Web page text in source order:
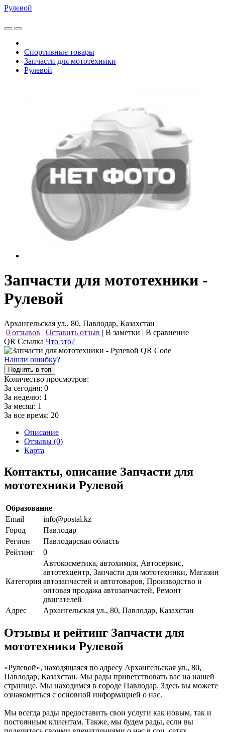
Рулевой
Спортивные товары
Запчасти для мототехники
Рулевой
Запчасти для мототехники -
Рулевой
Архангельская ул., 80, Павлодар, Казахстан
0 отзывов | Оставить отзыв | В заметки | В сравнение
QR Ссылка Что это?
Нашли ошибку?
Поднять в топ
Количество просмотров:
За сегодня: 0
За неделю: 1
За месяц: 1
За все время: 20
Описание
Отзывы (0)
Карта
Контакты, описание Запчасти для
мототехники Рулевой
Образование
Email
info@postal.kz
Город
Павлодар
Регион
Павлодарская область
Рейтинг
0
Категория
Автокосметика, автохимия, Автосервис,
автотехцентр, Запчасти для мототехники, Магазин
автозапчастей и автотоваров, Производство и
оптовая продажа автозапчастей, Ремонт
двигателей
Адрес
Архангельская ул., 80, Павлодар, Казахстан
Отзывы и рейтинг Запчасти для
мототехники Рулевой
«Рулевой», находящаяся по адресу Архангельская ул., 80,
Павлодар, Казахстан. Мы рады приветствовать вас на нашей
странице. Мы находимся в городе Павлодар. Здесь вы можете
ознакомиться с основной информацией о нас.
Мы всегда рады предоставить свои услуги как новым, так и
постоянным клиентам. Также, мы будем рады, если вы